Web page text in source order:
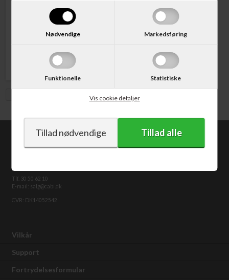
Nødvendige Markedsføring
Funktionelle Statistiske
Vis cookie detaljer
OKI B-4xx Tromle Sort
CABI.dk
Tlf. 30 50 62 10
E-mail: salg@cabi.dk
CVR: DK14052542
Vilkår
Support
Fortrydelsesformular